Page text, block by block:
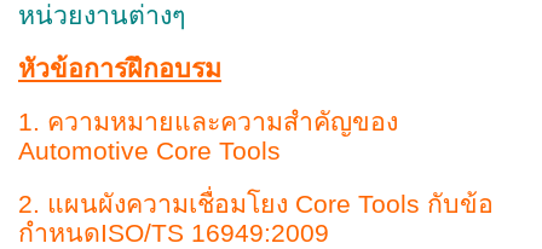
หน่วยงานต่างๆ
หัวข้อการฝึกอบรม
1. ความหมายและความสำคัญของ
Automotive Core Tools
2. แผนผังความเชื่อมโยง Core Tools กับข้อ
กำหนดISO/TS 16949:2009